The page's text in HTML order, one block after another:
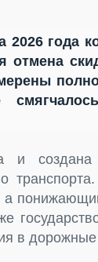
2026 года
и
а
в